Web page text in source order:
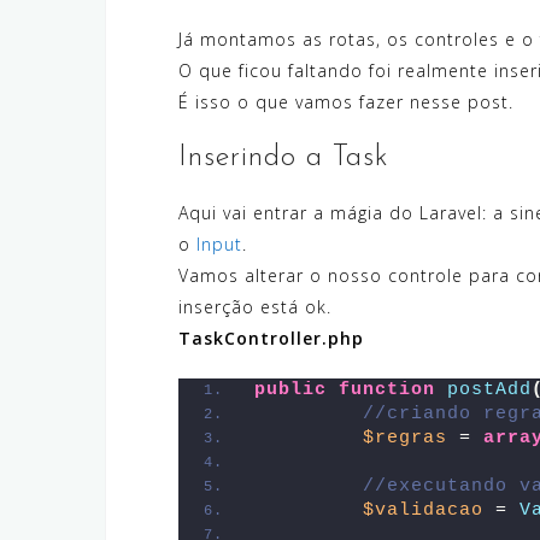
Já montamos as rotas, os controles e
O que ficou faltando foi realmente
É isso o que vamos fazer nesse post.
Inserindo a Task
Aqui vai entrar a mágia do Laravel: a
o Input.
Vamos alterar o nosso controle para
inserção está ok.
TaskController.php
public function postAdd
//criando
$regras
=
//executando
$validacao
=